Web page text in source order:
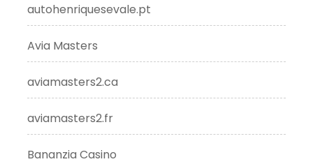
autohenriquesevale.pt
Avia Masters
aviamasters2.ca
aviamasters2.fr
Bananzia Casino